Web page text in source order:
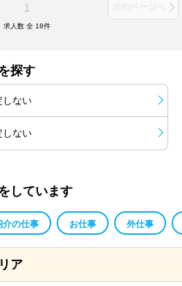
1 次のページへ
求人数 全 18件
探す
しない
しない
しています
介の仕事 お仕事 外仕事
ア